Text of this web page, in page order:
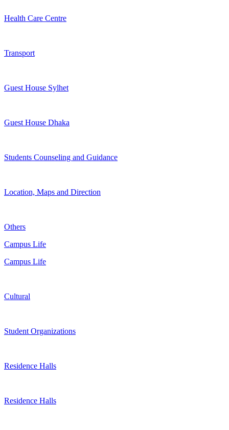
Health Care Centre
Transport
Guest House Sylhet
Guest House Dhaka
Students Counseling and Guidance
Location, Maps and Direction
Others
Campus Life
Campus Life
Cultural
Student Organizations
Residence Halls
Residence Halls